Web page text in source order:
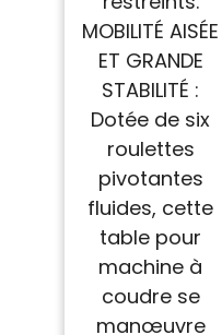
MOBILITÉ AISÉE
ET GRANDE
STABILITÉ :
Dotée de six
roulettes
pivotantes
fluides, cette
table pour
machine à
coudre se
manœuvre